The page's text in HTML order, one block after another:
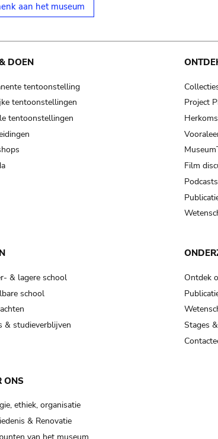
aan het museum
DOEN
tentoonstelling
tentoonstellingen
tentoonstellingen
Project
Film
Podcasts
& lagere school
school
& studieverblijven
Ontdek
Stages
ONS
ethiek, organisatie
& Renovatie
van het museum